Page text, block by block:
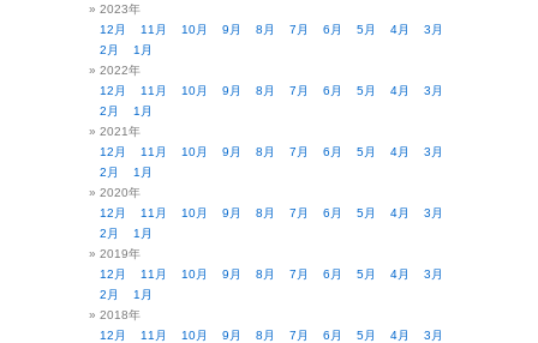
2023年
12月
11月 10月 9月 8月 7月 6月 5月 4月
3月
2月
1月
2022年
12月
11月 10月 9月 8月 7月 6月 5月 4月
3月
2月
1月
2021年
12月
11月 10月 9月 8月 7月 6月 5月 4月
3月
2月
1月
2020年
12月
11月 10月 9月 8月 7月 6月 5月 4月
3月
2月
1月
2019年
12月
11月 10月 9月 8月 7月 6月 5月 4月
3月
2月
1月
2018年
12月
11月 10月 9月 8月 7月 6月 5月 4月
3月